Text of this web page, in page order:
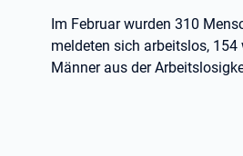
Im Februar wurden 310
meldeten sich arbeitslos,
Männer aus der